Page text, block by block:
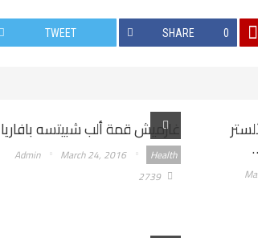
TWEET SHARE 0
غارميش قمة ألب شبيتسه بافاريا
Health
March 24, 2016
Admin
2739